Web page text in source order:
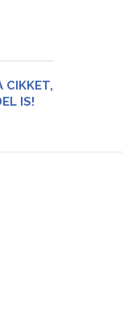
CIKKET,
IS!